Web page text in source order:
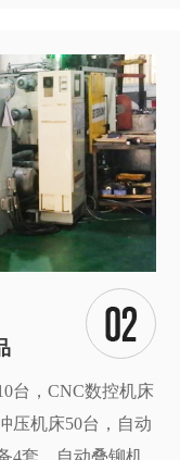
台，CNC数控机床
压机床50台，自动
4套，自动叠铆机